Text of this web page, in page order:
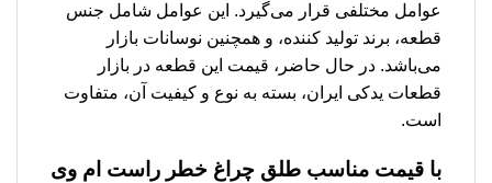
عوامل مختلفی قرار می‌گیرد. این عوامل شامل جنس
قطعه، برند تولید کننده، و همچنین نوسانات بازار
می‌باشد. در حال حاضر، قیمت این قطعه در بازار
قطعات یدکی ایران، بسته به نوع و کیفیت آن، متفاوت
است.
با قیمت مناسب طلق چراغ خطر راست ام وی